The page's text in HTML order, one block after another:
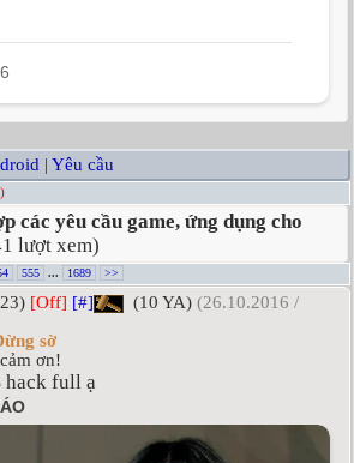
| Yêu cầu
các yêu cầu game, ứng dụng cho
lượt xem)
555 ... 1689 >>
[Off] [#] (10 YA) (26.10.2016 /
sờ
ơn!
hack full ạ